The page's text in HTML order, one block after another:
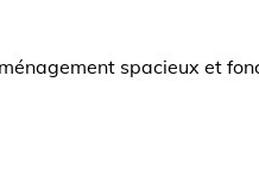
spacieux et